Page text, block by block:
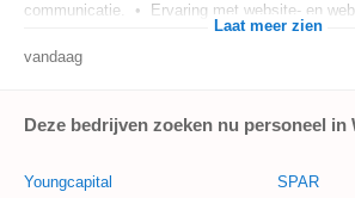
communicatie. • Ervaring met website- en
Laat meer zien
vandaag
Deze bedrijven zoeken nu personeel in
Youngcapital SPAR